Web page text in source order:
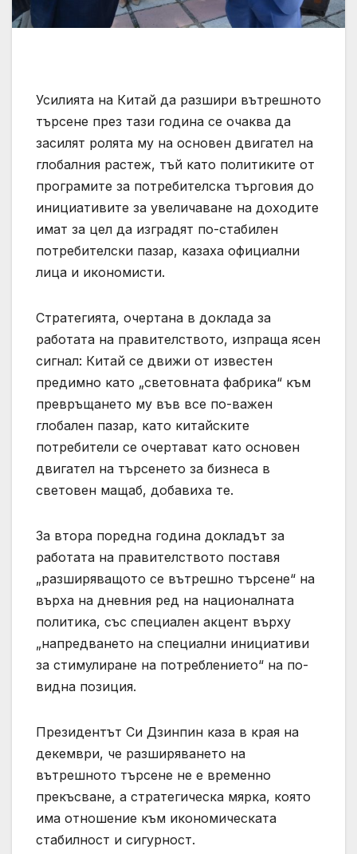
Усилията на Китай да разшири вътрешното
търсене през тази година се очаква да
засилят ролята му на основен двигател на
глобалния растеж, тъй като политиките от
програмите за потребителска търговия до
инициативите за увеличаване на доходите
имат за цел да изградят по-стабилен
потребителски пазар, казаха официални
лица и икономисти.
Стратегията, очертана в доклада за
работата на правителството, изпраща ясен
сигнал: Китай се движи от известен
предимно като „световната фабрика“ към
превръщането му във все по-важен
глобален пазар, като китайските
потребители се очертават като основен
двигател на търсенето за бизнеса в
световен мащаб, добавиха те.
За втора поредна година докладът за
работата на правителството поставя
„разширяващото се вътрешно търсене“ на
върха на дневния ред на националната
политика, със специален акцент върху
„напредването на специални инициативи
за стимулиране на потреблението“ на по-
видна позиция.
Президентът Си Дзинпин каза в края на
декември, че разширяването на
вътрешното търсене не е временно
прекъсване, а стратегическа мярка, която
има отношение към икономическата
стабилност и сигурност.